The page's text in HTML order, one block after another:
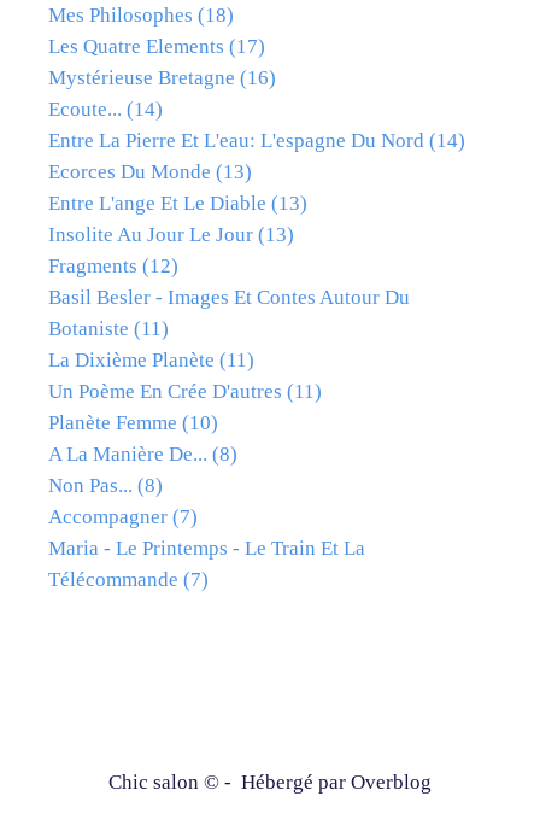
Mes Philosophes (18)
Les Quatre Elements (17)
Mystérieuse Bretagne (16)
Ecoute... (14)
Entre La Pierre Et L'eau: L'espagne Du Nord (14)
Ecorces Du Monde (13)
Entre L'ange Et Le Diable (13)
Insolite Au Jour Le Jour (13)
Fragments (12)
Basil Besler - Images Et Contes Autour Du
Botaniste (11)
La Dixième Planète (11)
Un Poème En Crée D'autres (11)
Planète Femme (10)
A La Manière De... (8)
Non Pas... (8)
Accompagner (7)
Maria - Le Printemps - Le Train Et La
Télécommande (7)
Chic salon © - Hébergé par Overblog